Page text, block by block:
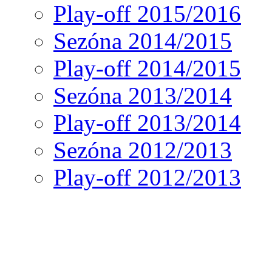
Play-off 2015/2016
Sezóna 2014/2015
Play-off 2014/2015
Sezóna 2013/2014
Play-off 2013/2014
Sezóna 2012/2013
Play-off 2012/2013